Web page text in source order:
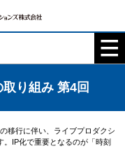
り組み 第4回
移行に伴い、ライブプロダクシ
。IP化で重要となるのが「時刻